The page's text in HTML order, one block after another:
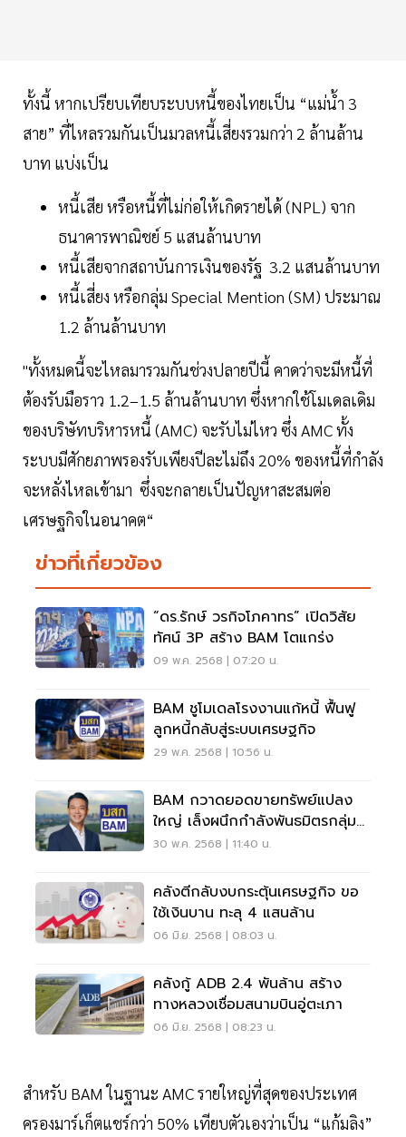
ทั้งนี้ หากเปรียบเทียบระบบหนี้ของไทยเป็น “แม่น้ำ 3
สาย” ที่ไหลรวมกันเป็นมวลหนี้เสี่ยงรวมกว่า 2 ล้านล้าน
บาท แบ่งเป็น
หนี้เสีย หรือหนี้ที่ไม่ก่อให้เกิดรายได้ (NPL) จาก
ธนาคารพาณิชย์ 5 แสนล้านบาท
หนี้เสียจากสถาบันการเงินของรัฐ 3.2 แสนล้านบาท
หนี้เสี่ยง หรือกลุ่ม Special Mention (SM) ประมาณ
1.2 ล้านล้านบาท
"ทั้งหมดนี้จะไหลมารวมกันช่วงปลายปีนี้ คาดว่าจะมีหนี้ที่
ต้องรับมือราว 1.2–1.5 ล้านล้านบาท ซึ่งหากใช้โมเดลเดิม
ของบริษัทบริหารหนี้ (AMC) จะรับไม่ไหว ซึ่ง AMC ทั้ง
ระบบมีศักยภาพรองรับเพียงปีละไม่ถึง 20% ของหนี้ที่กำลัง
จะหลั่งไหลเข้ามา ซึ่งจะกลายเป็นปัญหาสะสมต่อ
เศรษฐกิจในอนาคต“
ข่าวที่เกี่ยวข้อง
“ดร.รักษ์ วรกิจโภคาทร” เปิดวิสัย
ทัศน์ 3P สร้าง BAM โตแกร่ง
09 พ.ค. 2568 | 07:20 น.
BAM ชูโมเดลโรงงานแก้หนี้ ฟื้นฟู
ลูกหนี้กลับสู่ระบบเศรษฐกิจ
29 พ.ค. 2568 | 10:56 น.
BAM กวาดยอดขายทรัพย์แปลง
ใหญ่ เล็งผนึกกำลังพันธมิตรกลุ่ม
อสังหาฯ
30 พ.ค. 2568 | 11:40 น.
คลังตีกลับงบกระตุ้นเศรษฐกิจ ขอ
ใช้เงินบาน ทะลุ 4 แสนล้าน
06 มิ.ย. 2568 | 08:03 น.
คลังกู้ ADB 2.4 พันล้าน สร้าง
ทางหลวงเชื่อมสนามบินอู่ตะเภา
06 มิ.ย. 2568 | 08:23 น.
สำหรับ BAM ในฐานะ AMC รายใหญ่ที่สุดของประเทศ
ครองมาร์เก็ตแชร์กว่า 50% เทียบตัวเองว่าเป็น “แก้มลิง”